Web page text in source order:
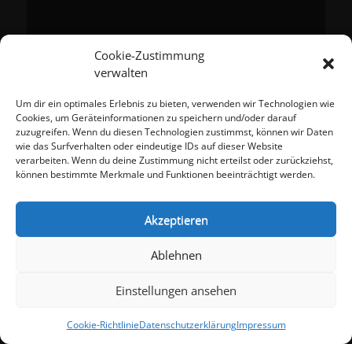
Cookie-Zustimmung
verwalten
Um dir ein optimales Erlebnis zu bieten, verwenden wir Technologien wie
Cookies, um Geräteinformationen zu speichern und/oder darauf
zuzugreifen. Wenn du diesen Technologien zustimmst, können wir Daten
wie das Surfverhalten oder eindeutige IDs auf dieser Website
verarbeiten. Wenn du deine Zustimmung nicht erteilst oder zurückziehst,
können bestimmte Merkmale und Funktionen beeinträchtigt werden.
Akzeptieren
Ablehnen
Einstellungen ansehen
Cookie-RichtlinieDatenschutzerklärungImpressum
Beitragsnavigation
← Vorheriger
Vorheriger
Schnuppermobil RNZ
Nächster →
Nächster
Meta
Anmelden
Eintrags-Feed
Kommentar-Feed
Cookie-Richtlinie (EU)
child von